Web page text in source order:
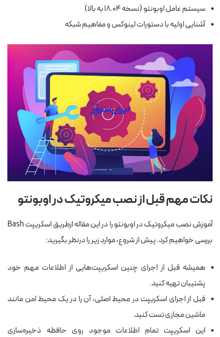
سیستم عامل اوبونتو (نسخه ۱۸.۰۴ به بالا)
آشنایی اولیه با دستورات لینوکس و مفاهیم شبکه
نکات مهم قبل از نصب میکروتیک در اوبونتو
آموزش نصب میکروتیک در اوبونتو را در این مقاله ازطریق اسکریپت Bash
بررسی خواهیم کرد. پیش از شروع، موارد زیر را درنظر بگیرید:
همیشه قبل از اجرای چنین اسکریپت‌هایی از اطلاعات مهم خود
پشتیبان تهیه کنید.
قبل از اجرای اسکریپت در محیط اصلی، آن را در یک محیط امن مانند
ماشین مجازی تست کنید.
این اسکریپت تمام اطلاعات موجود روی حافظه‌ ذخیره‌سازی